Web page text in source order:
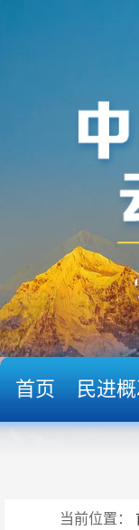
首页 民进
当前位置：